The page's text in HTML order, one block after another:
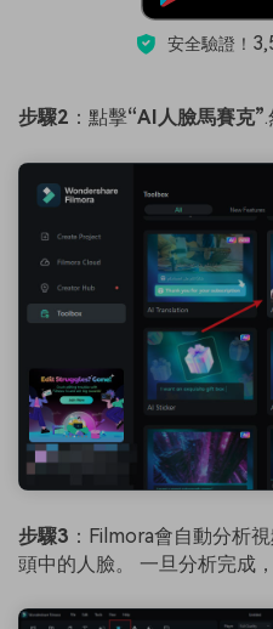
安全驗證！
步驟2 ：點擊“AI人臉馬賽克”
步驟3 ：Filmora會自動分析
頭中的人臉。 一旦分析完成